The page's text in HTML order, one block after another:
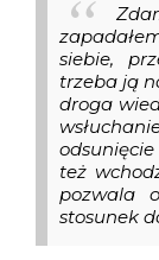
siebie,
trzeba ją
droga
też
pozwala
stosunek